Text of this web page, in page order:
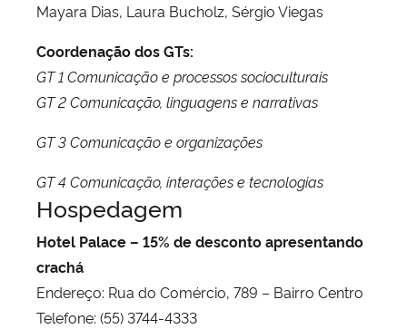
Mayara Dias, Laura Bucholz, Sérgio Viegas
Coordenação dos GTs:
GT 1 Comunicação e processos socioculturais
GT 2 Comunicação, linguagens e narrativas
GT 3 Comunicação e organizações
GT 4 Comunicação, interações e tecnologias
Hospedagem
Hotel Palace – 15% de desconto apresentando
crachá
Endereço: Rua do Comércio, 789 – Bairro Centro
Telefone: (55) 3744-4333